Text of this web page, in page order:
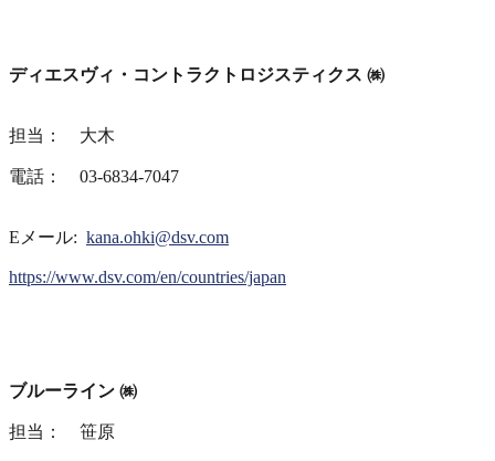
ディエスヴィ・コントラクトロジスティクス ㈱
担当： 大木
電話： 03-6834-7047
Eメール: kana.ohki@dsv.com
https://www.dsv.com/en/countries/japan
ブルーライン ㈱
担当： 笹原